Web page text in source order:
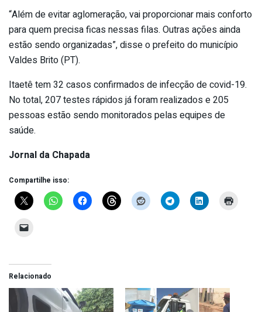
“Além de evitar aglomeração, vai proporcionar mais conforto
para quem precisa ficas nessas filas. Outras ações ainda
estão sendo organizadas”, disse o prefeito do município
Valdes Brito (PT).
Itaetê tem 32 casos confirmados de infecção de covid-19.
No total, 207 testes rápidos já foram realizados e 205
pessoas estão sendo monitorados pelas equipes de
saúde.
Jornal da Chapada
Compartilhe isso:
Relacionado